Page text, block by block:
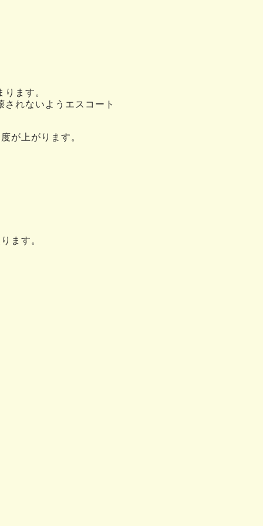
ます。
れないようエスコート
が上がります。
ます。